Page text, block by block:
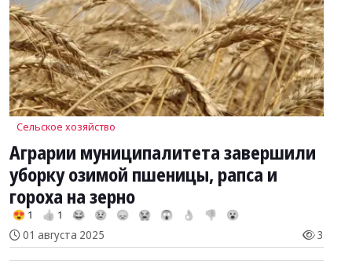
Сельское хозяйство
Аграрии муниципалитета завершили
уборку озимой пшеницы, рапса и
гороха на зерно
😍 1 👍 1 😂 😢 😞 😭 😱 👌 👎 😮
01 августа 2025 3